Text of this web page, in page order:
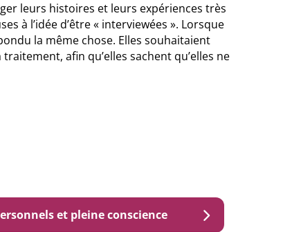
leurs histoires et leurs expériences très
à l’idée d’être « interviewées ». Lorsque
la même chose. Elles souhaitaient
afin qu’elles sachent qu’elles ne
et pleine conscience